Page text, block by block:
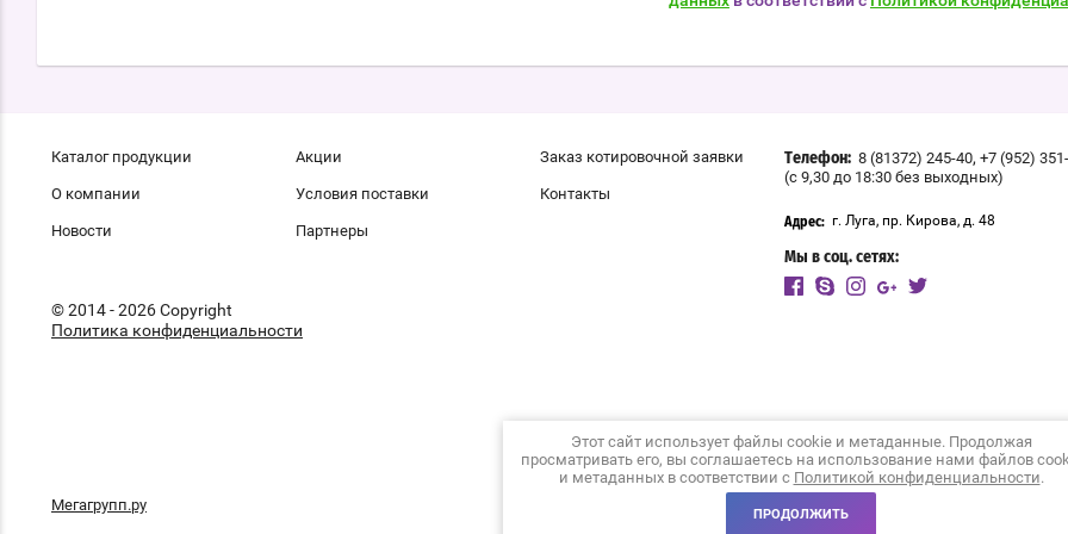
Каталог продукции
О компании
Новости
Акции
Условия поставки
Партнеры
Заказ котировочной заявки
Контакты
Телефон: 8 (81372) 245-40, +7 (952)
(с 9,30 до 18:30 без выходных)
Адрес: г. Луга, пр. Кирова, д. 48
Мы в соц. сетях:
© 2014 - 2026 Copyright
Политика конфиденциальности
Мегагрупп.ру
Этот сайт использует файлы cookie и метаданные. Продолжая
просматривать его, вы соглашаетесь на использование нами файлов
и метаданных в соответствии с Политикой конфиденциальности.
ПРОДОЛЖИТЬ